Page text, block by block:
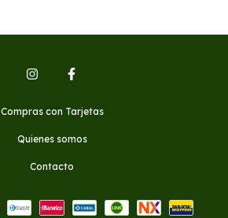
Compras con Tarjetas
Quienes somos
Contacto